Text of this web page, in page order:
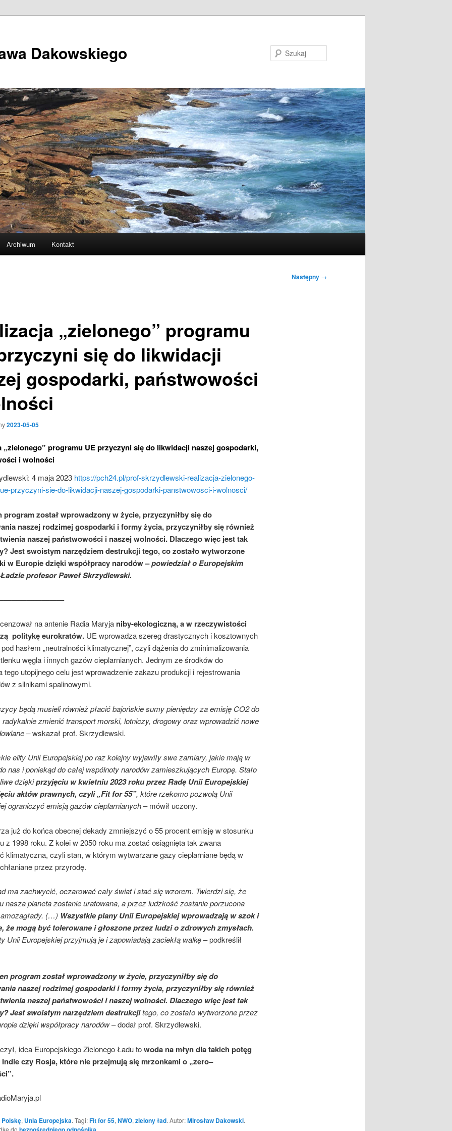
Dakowskiego
Archiwum Kontakt
Następny →
„zielonego” programu
się do likwidacji
gospodarki, państwowości
2023-05-05
„zielonego” programu UE przyczyni się do likwidacji naszej gospodarki,
i wolności
4 maja 2023 https://pch24.pl/prof-skrzydlewski-realizacja-zielonego-
przyczyni-sie-do-likwidacji-naszej-gospodarki-panstwowosci-i-wolnosci/
program został wprowadzony w życie, przyczyniłby się do
naszej rodzimej gospodarki i formy życia, przyczyniłby się również
naszej państwowości i naszej wolności. Dlaczego więc jest tak
Jest swoistym narzędziem destrukcji tego, co zostało wytworzone
w Europie dzięki współpracy narodów –powiedział o Europejskim
profesor Paweł Skrzydlewski.
na antenie Radia Maryja niby-ekologiczną, a w rzeczywistości
politykę eurokratów.UE wprowadza szereg drastycznych i kosztownych
hasłem „neutralności klimatycznej”, czyli dążenia do zminimalizowania
węgla i innych gazów cieplarnianych. Jednym ze środków do
tego utopijnego celu jest wprowadzenie zakazu produkcji i rejestrowania
z silnikami spalinowymi.
będą musieli również płacić bajońskie sumy pieniędzy za emisję CO2 do
radykalnie zmienić transport morski, lotniczy, drogowy oraz wprowadzić nowe
–wskazał prof. Skrzydlewski.
elity Unii Europejskiej po raz kolejny wyjawiły swe zamiary, jakie mają w
nas i poniekąd do całej wspólnoty narodów zamieszkujących Europę. Stało
dziękiprzyjęciu w kwietniu 2023 roku przez Radę Unii Europejskiej
aktów prawnych, czyli „Fit for 55”, które rzekomo pozwolą Unii
ograniczyć emisją gazów cieplarnianych– mówił uczony.
już do końca obecnej dekady zmniejszyć o 55 procent emisję w stosunku
z 1998 roku. Z kolei w 2050 roku ma zostać osiągnięta tak zwana
klimatyczna, czyli stan, w którym wytwarzane gazy cieplarniane będą w
przez przyrodę.
ma zachwycić, oczarować cały świat i stać się wzorem. Twierdzi się, że
nasza planeta zostanie uratowana, a przez ludzkość zostanie porzucona
(…) Wszystkie plany Unii Europejskiej wprowadzają w szok i
że mogą być tolerowane i głoszone przez ludzi o zdrowych zmysłach.
Unii Europejskiej przyjmują je i zapowiadają zaciekłą walkę– podkreślił
program został wprowadzony w życie, przyczyniłby się do
naszej rodzimej gospodarki i formy życia, przyczyniłby się również
naszej państwowości i naszej wolności. Dlaczego więc jest tak
Jest swoistym narzędziem destrukcjitego, co zostało wytworzone przez
dzięki współpracy narodów– dodał prof. Skrzydlewski.
idea Europejskiego Zielonego Ładu towoda na młyn dla takich potęg
Indie czy Rosja, które nie przejmują się mrzonkami o „zero–
Polskę, Unia Europejska. Tagi:Fit for 55, NWO, zielony ład. Autor:Mirosław Dakowski.